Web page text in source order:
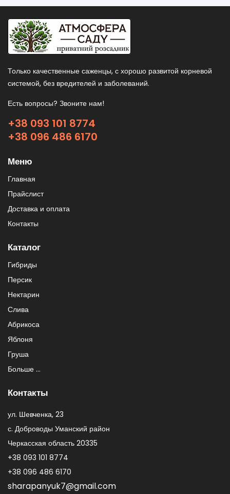
Только качественные саженцы, с хорошо развитой корневой
системой, без вредителей и заболеваний.
Есть вопросы? Звоните нам!
+38 093 101 8774
+38 096 486 6170
Меню
Главная
Прайслист
Доставка и оплата
Контакты
Каталог
Гибриды
Персик
Нектарин
Слива
Абрикоса
Яблоня
Груша
Больше ...
Контакты
ул. Шевченка, 23
с. Доброводы Уманский район
Черкасская область 20335
+38 093 101 8774
+38 096 486 6170
sharapanyuk7@gmail.com